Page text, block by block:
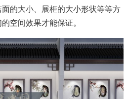
的大小、展柜的大小形状等等方
空间效果才能保证。